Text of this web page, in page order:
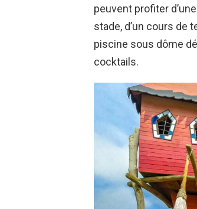
peuvent profiter
stade, d’un cours de
piscine sous dôme
cocktails.